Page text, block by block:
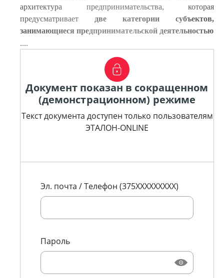
архитектура предпринимательства, которая
предусматривает две категории субъектов,
занимающиеся предпринимательской деятельностью
....
Документ показан в сокращенном
(демонстрационном) режиме
Текст документа доступен только пользователям
ЭТАЛОН-ONLINE
Эл. почта / Телефон (375XXXXXXXXX)
Пароль